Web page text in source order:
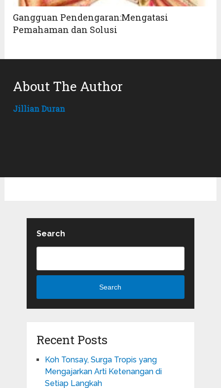
Gangguan Pendengaran:Mengatasi
Pemahaman dan Solusi
About The Author
Jillian Duran
Search
Search
Recent Posts
Koh Tonsay, Surga Tropis yang
Mengajarkan Arti Ketenangan di
Setiap Langkah